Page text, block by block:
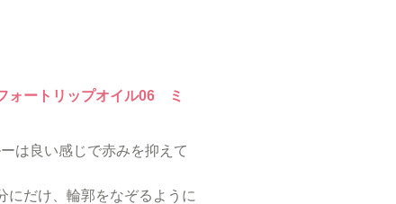
ートリップオイル06 ミ
は良い感じで赤みを抑えて
にだけ、輪郭をなぞるように